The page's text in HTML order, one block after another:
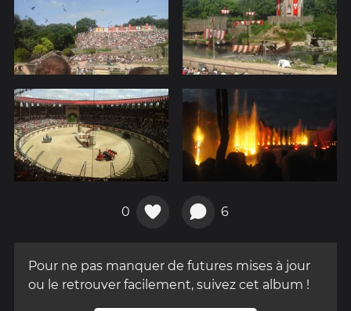
0 6
Pour ne pas manquer de futures mises à jour
ou le retrouver facilement, suivez cet album !